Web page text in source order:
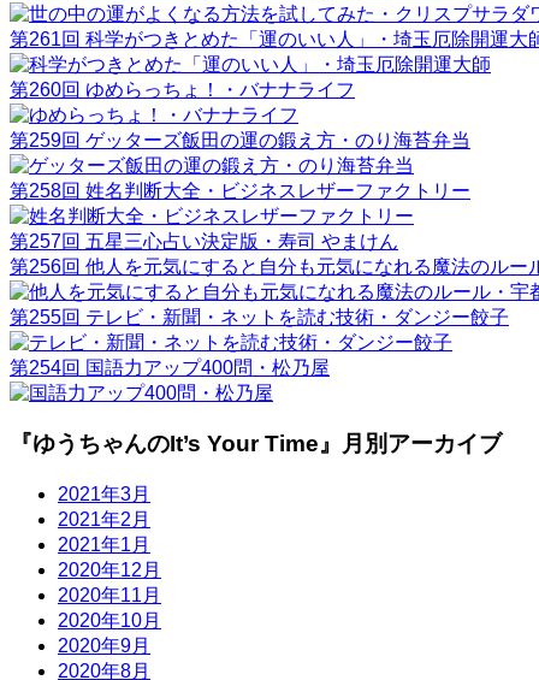
第261回 科学がつきとめた「運のいい人」・埼玉厄除開運大
第260回 ゆめらっちょ！・バナナライフ
第259回 ゲッターズ飯田の運の鍛え方・のり海苔弁当
第258回 姓名判断大全・ビジネスレザーファクトリー
第257回 五星三心占い決定版・寿司 やまけん
第256回 他人を元気にすると自分も元気になれる魔法のルー
第255回 テレビ・新聞・ネットを読む技術・ダンジー餃子
第254回 国語力アップ400問・松乃屋
『ゆうちゃんのIt’s Your Time』月別アーカイブ
2021年3月
2021年2月
2021年1月
2020年12月
2020年11月
2020年10月
2020年9月
2020年8月